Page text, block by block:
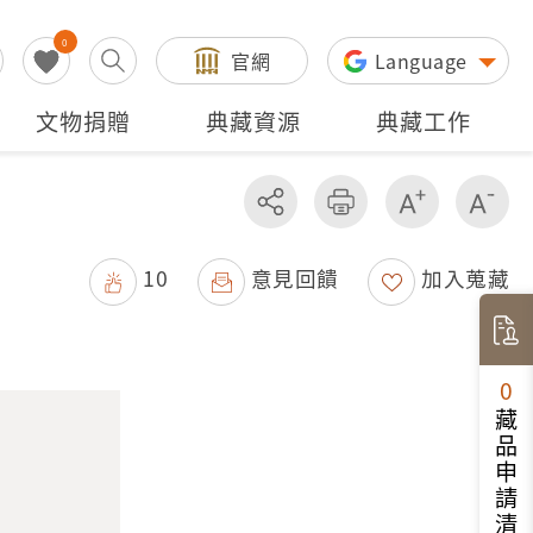
0
官網 Language
文物捐贈 典藏資源 典藏工作
分享 友善列印 增加字級
10 意見回饋 加入蒐藏
0
藏品申請清單